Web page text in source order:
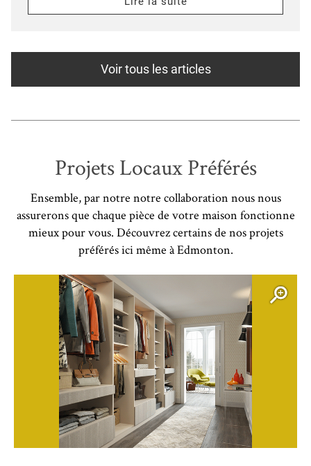
Voir tous les articles
Projets Locaux Préférés
Ensemble, par notre notre collaboration nous nous
assurerons que chaque pièce de votre maison fonctionne
mieux pour vous. Découvrez certains de nos projets
préférés ici même à Edmonton.
Ouvrir l’élément modal